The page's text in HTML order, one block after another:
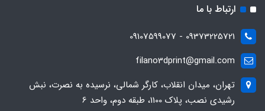
ارتباط با ما
09373225721 - 09107599077
filano3dprint@gmail.com
تهران، میدان انقلاب، کارگر شمالی، نرسیده به نصرت، نبش
رشیدی نصب، پلاک 1100، طبقه دوم، واحد 6